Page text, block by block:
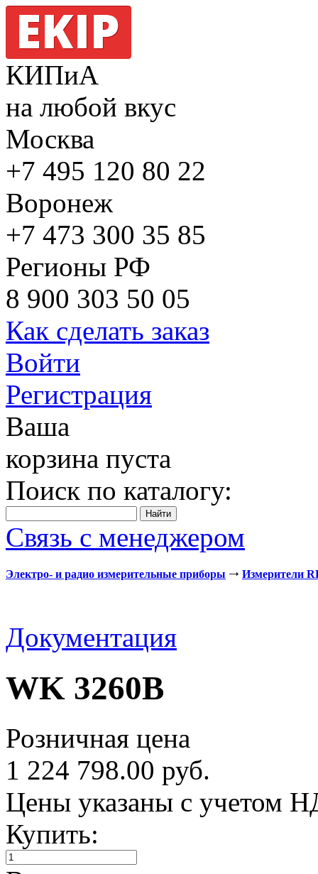
КИПиА
на любой вкус
Москва
+7 495 120 80 22
Воронеж
+7 473 300 35 85
Регионы РФ
8 900 303 50 05
Как сделать заказ
Войти
Регистрация
Ваша
корзина пуста
Поиск по каталогу:
Связь с менеджером
Электро- и радио измерительные приборы Измерители
Документация
WK 3260B
Розничная цена
1 224 798.00 руб.
Цены указаны с учетом
Купить: